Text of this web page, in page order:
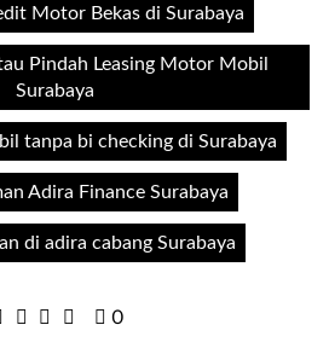
Motor Bekas di Surabaya
Pindah Leasing Motor Mobil
Surabaya
tanpa bi checking di Surabaya
Adira Finance Surabaya
di adira cabang Surabaya
0